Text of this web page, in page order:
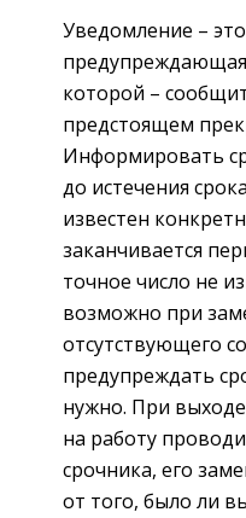
Уведомление –
предупреждающая
которой –
предстоящем
Информировать
до истечения
известен
заканчивается
точное число не
возможно при
отсутствующего
предупреждать
нужно. При
на работу
срочника, его
от того, было ли